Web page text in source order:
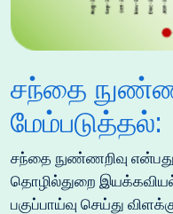
சந்தை
மேம்படுத்தல்:
சந்தை நுண்ணறிவு
தொழில்துறை
பகுப்பாய்வு செய்து